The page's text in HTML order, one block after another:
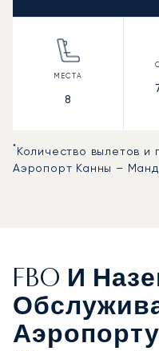
8
*Количество вылетов и
Аэропорт Канны –
FBO И